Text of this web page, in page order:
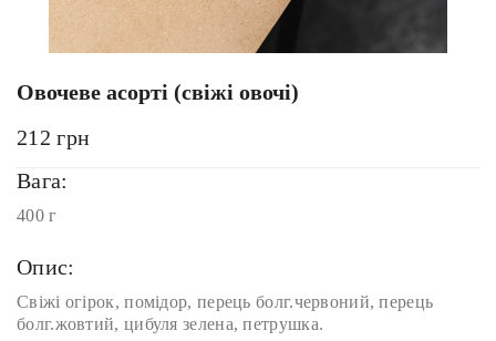
Овочеве асорті (свіжі овочі)
212 грн
Вага:
400 г
Опис:
Свіжі огірок, помідор, перець болг.червоний, перець
болг.жовтий, цибуля зелена, петрушка.